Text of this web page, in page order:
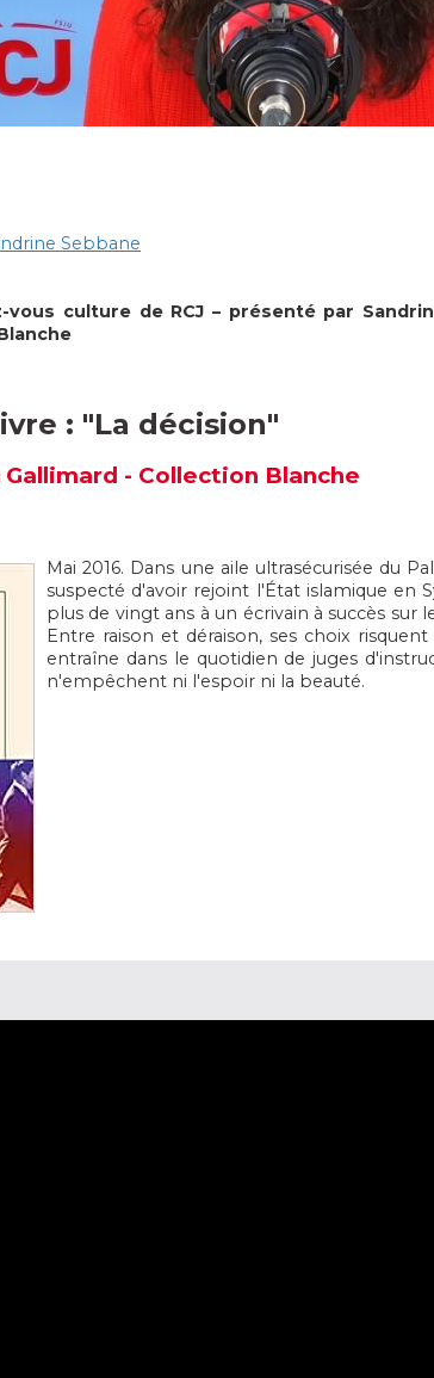
Sebbane
vous culture de RCJ – présenté par
: "La décision"
Gallimard - Collection Blanche
Mai 2016. Dans une aile ultrasécurisée du
suspecté d'avoir rejoint l'État islamique en
plus de vingt ans à un écrivain à succès
Entre raison et déraison, ses choix
entraîne dans le quotidien de juges
n'empêchent ni l'espoir ni la beauté.